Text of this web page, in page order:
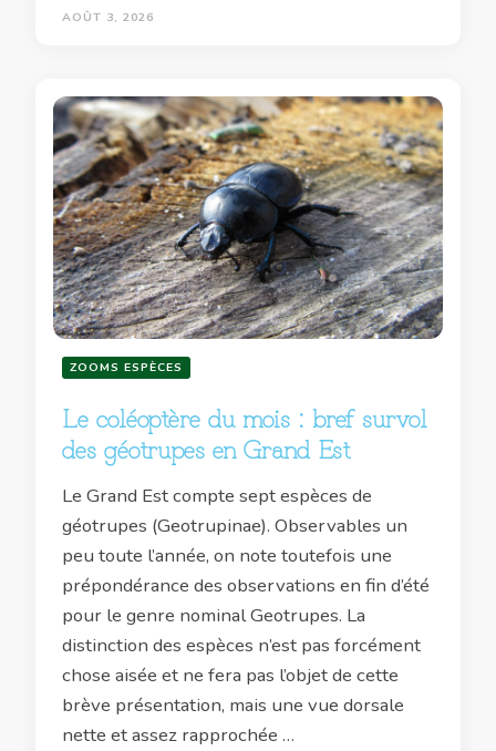
AOÛT 3, 2026
ZOOMS ESPÈCES
Le coléoptère du mois : bref survol
des géotrupes en Grand Est
Le Grand Est compte sept espèces de
géotrupes (Geotrupinae). Observables un
peu toute l’année, on note toutefois une
prépondérance des observations en fin d’été
pour le genre nominal Geotrupes. La
distinction des espèces n’est pas forcément
chose aisée et ne fera pas l’objet de cette
brève présentation, mais une vue dorsale
nette et assez rapprochée …